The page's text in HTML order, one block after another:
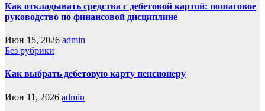
Как откладывать средства с дебетовой картой: пошаговое
руководство по финансовой дисциплине
Июн 15, 2026 admin
Без рубрики
Как выбрать дебетовую карту пенсионеру
Июн 11, 2026 admin